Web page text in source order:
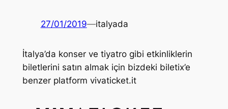
27/01/2019—italyada
İtalya’da konser ve tiyatro gibi etkinliklerin
biletlerini satın almak için bizdeki biletix’e
benzer platform vivaticket.it